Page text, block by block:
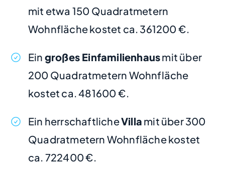
mit etwa 150 Quadratmetern
Wohnfläche kostet ca. 361200 €.
Ein großes Einfamilienhausmit über
200 Quadratmetern Wohnfläche
kostet ca. 481600 €.
Ein herrschaftlicheVilla mit über 300
Quadratmetern Wohnfläche kostet
ca. 722400 €.